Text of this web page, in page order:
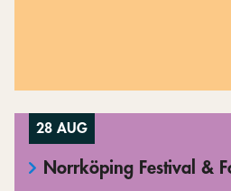
28 AUG
Norrköping Festival &